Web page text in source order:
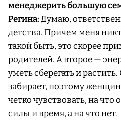
менеджерить большую
Регина:Думаю,
детства. Причем меня
такой быть, это скорее
родителей. А второе —
уметь сберегать и
забирает, поэтому
четко чувствовать, на что
силы и время, а на что нет.